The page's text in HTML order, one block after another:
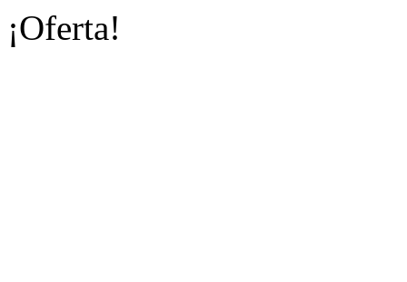
¡Oferta!